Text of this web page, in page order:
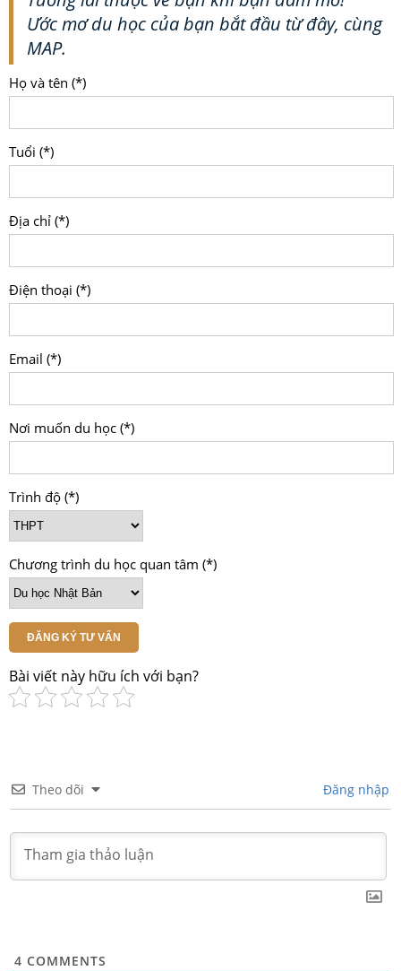
Ước mơ du học của bạn bắt đầu từ đây, cùng
MAP.
Họ và tên (*)
Tuổi (*)
Địa chỉ (*)
Điện thoại (*)
Email (*)
Nơi muốn du học (*)
Trình độ (*)
Chương trình du học quan tâm (*)
ĐĂNG KÝ TƯ VẤN
Bài viết này hữu ích với bạn?
Theo dõi Đăng nhập
4 COMMENTS